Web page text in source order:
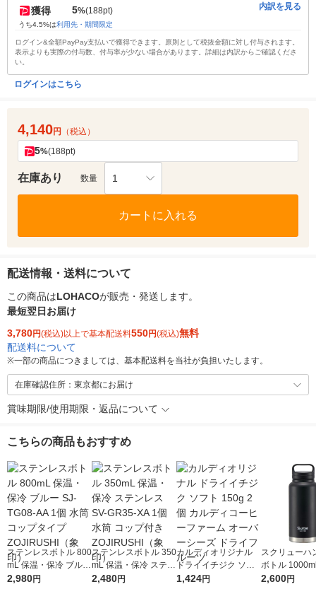
獲得 5%(188pt)
うち4.5%は利用先・期間限定
内訳を見る
ログイン&全額PayPay支払いで獲得できます。原則として税抜金額に対し付与されます。
表示よりも実際の付与数、付与率が少ない場合があります。詳細は内訳からご確認くださ
い。
ログインはこちら
4,140円 （税込）
5%(188pt)
在庫あり 数量 1
カートに入れる
配送情報・送料について
この商品はLOHACOが販売・発送します。
最短翌日お届け
3,780円(税込)以上で基本配送料550円(税込)無料
配送料について
※一部の商品につきましては、基本配送料を当社が負担いたします。
在庫確認住所：東京都にお届け
賞味期限/使用期限・返品について
こちらの商品もおすすめ
ステンレスボトル 800
mL 保温・保冷 ブルー
SJ-TG08-AA 1個 水筒
2,980円
ステンレスボトル 350
mL 保温・保冷 ステン
レス SV-GR35-XA 1個
2,480円
カルディオリジナル
ドライイチジク ソフ
ト 150g 2個 カルディ
1,424円
スクリューハ
ボトル
ク 水筒 携帯
2,600円